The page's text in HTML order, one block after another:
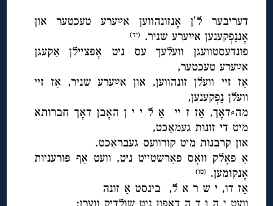
דעריבער ל′ן אָנזונהווען אײַערע טעכטער און
אָננַפְקענען אײַערע שניר.(יד)
פונדעסטוועגן וועלעך עס ניט אָפּציילן אַקעגן
אײַערע טעכטער,
אַז זיי וועלן זונהווען, און אײַערע שניר, אַז זיי
וועלן נַפְקענען,
מה⸗דאָך, אַז ז יי אַ ל י י ן האָבן דאָך חברותא
מיט די זונות געמאַכט,
און קרבנות מיט קורוועס געבראַכט.
אַ פאָלק וואָס פאַרשטייט ניט, וועט אַף פּורעניות
אָנקומען.(טו)
אַז דו, י ש ר א ל, בינסט אַ זונה